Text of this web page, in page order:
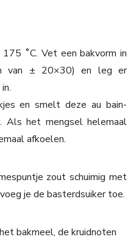
˚C. Vet een bakvorm in
van ± 20×30) en leg er
en smelt deze au bain-
Als het mengsel helemaal
afkoelen.
zout schuimig met
je de basterdsuiker toe.
bakmeel, de kruidnoten